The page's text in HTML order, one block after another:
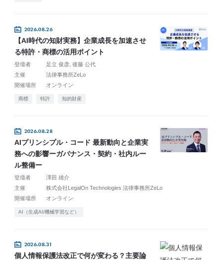
2026.08.26
【AI時代の知財実務】企業成長を加速させ
る特許・商標の活用ポイント
登壇者 足立 俊彦 後藤 公代
主催
法律事務所ZeLo
開催場所
オンライン
商標 特許 知的財産
2026.08.28
AIプリンシプル・コード 最新動向と企業実
務への影響ーガバナンス・契約・社内ルー
ル整備ー
登壇者
澤田 雄介
主催
株式会社LegalOn Technologies 法律事務所ZeLo
開催場所
オンライン
AI（生成AI/機械学習など）
2026.08.31
個人情報保護法改正で何が変わる？主要論